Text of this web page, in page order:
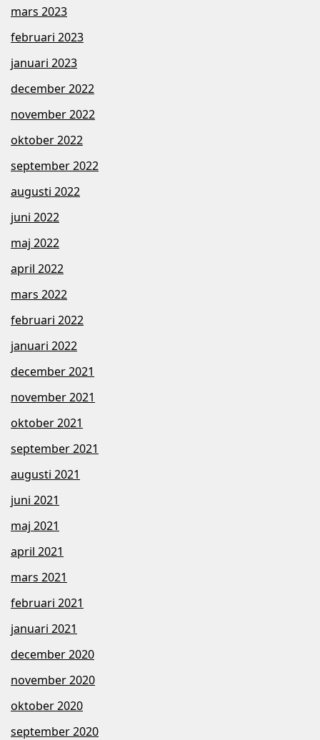
mars 2023
februari 2023
januari 2023
december 2022
november 2022
oktober 2022
september 2022
augusti 2022
juni 2022
maj 2022
april 2022
mars 2022
februari 2022
januari 2022
december 2021
november 2021
oktober 2021
september 2021
augusti 2021
juni 2021
maj 2021
april 2021
mars 2021
februari 2021
januari 2021
december 2020
november 2020
oktober 2020
september 2020